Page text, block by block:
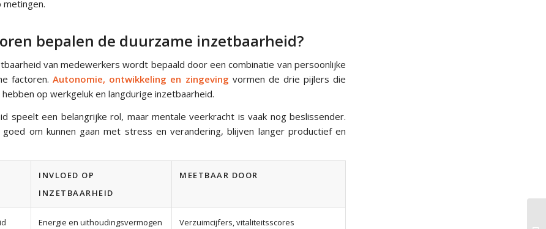
metingen.
bepalen de duurzame inzetbaarheid?
van medewerkers wordt bepaald door een combinatie van persoonlijke
factoren.Autonomie, ontwikkeling en zingeving vormen de drie pijlers die
op werkgeluk en langdurige inzetbaarheid.
speelt een belangrijke rol, maar mentale veerkracht is vaak nog beslissender.
om kunnen gaan met stress en verandering, blijven langer productief en
INVLOED OP
INZETBAARHEID
MEETBAAR DOOR
Energie en uithoudingsvermogen Verzuimcijfers, vitaliteitsscores